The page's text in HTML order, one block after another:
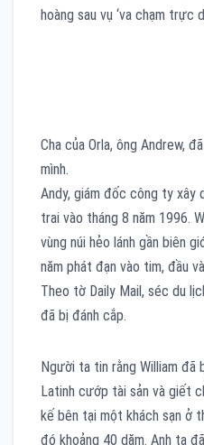
hoàng sau vụ ‘va chạm trực
Cha của Orla, ông Andrew,
mình.
Andy, giám đốc công ty xây
trai vào tháng 8 năm 1996.
vùng núi hẻo lánh gần biên
năm phát đạn vào tim, đầu
Theo tờ Daily Mail, séc du
đã bị đánh cắp.
Người ta tin rằng William đã
Latinh cướp tài sản và giết
kế bên tại một khách sạn ở
đó khoảng 40 dặm. Anh ta